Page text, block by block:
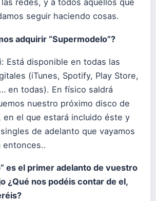
redes, y a todos aquellos que
seguir haciendo cosas.
adquirir “Supermodelo”?
Está disponible en todas las
(iTunes, Spotify, Play Store,
en todas). En físico saldrá
nuestro próximo disco de
en el que estará incluido éste y
de adelanto que vayamos
entonces..
es el primer adelanto de vuestro
¿Qué nos podéis contar de el,